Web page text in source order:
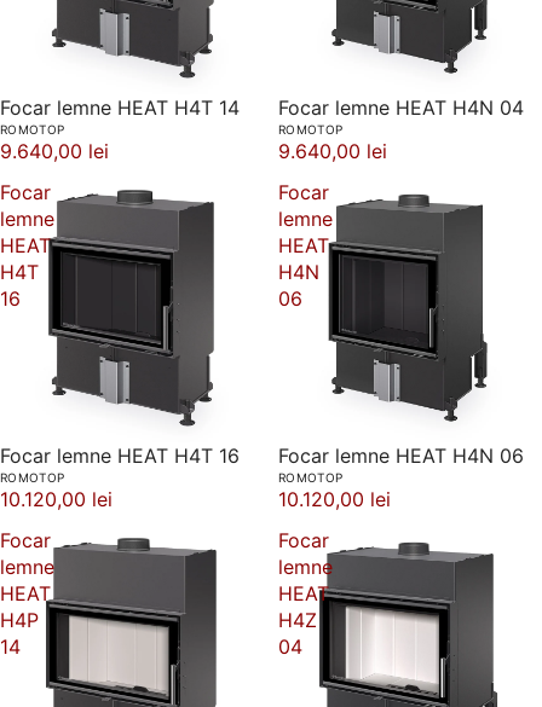
Focar lemne HEAT H4T 14
ROMOTOP
9.640,00 lei
Focar lemne HEAT H4N 04
ROMOTOP
9.640,00 lei
Focar
lemne
HEAT
H4T
16
Focar lemne HEAT H4T 16
ROMOTOP
10.120,00 lei
Focar
lemne
HEAT
H4N
06
Focar lemne HEAT H4N 06
ROMOTOP
10.120,00 lei
Focar
lemne
HEAT
H4P
14
Focar
lemne
HEAT
H4Z
04